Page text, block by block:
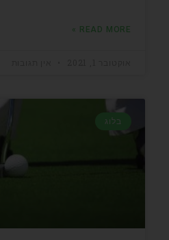
READ MORE »
בלוג